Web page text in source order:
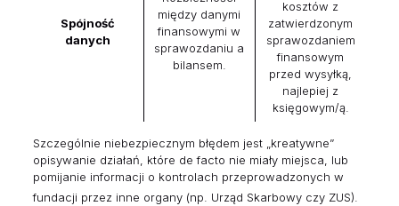
Spójność
danych
między danymi
finansowymi w
sprawozdaniu a
bilansem.
kosztów z
zatwierdzonym
sprawozdaniem
finansowym
przed wysyłką,
najlepiej z
księgowym/ą.
Szczególnie niebezpiecznym błędem jest „kreatywne”
opisywanie działań, które de facto nie miały miejsca, lub
pomijanie informacji o kontrolach przeprowadzonych w
fundacji przez inne organy (np. Urząd Skarbowy czy ZUS).